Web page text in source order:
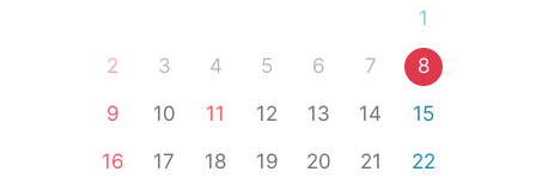
1
2
3 4 5 6 7
8
9
10 11 12 13 14
15
16
17 18 19 20 21
22